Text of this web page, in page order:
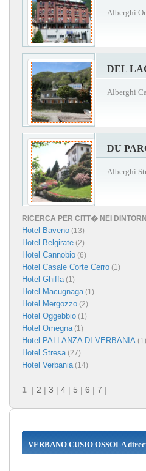
Alberghi
DEL
Alberghi
DU
Alberghi
RICERCA PER CITT� NEI
Hotel Baveno (13)
Hotel Belgirate (2)
Hotel Cannobio (6)
Hotel Casale Corte Cerro (1)
Hotel Ghiffa(1)
Hotel Macugnaga(1)
Hotel Mergozzo (2)
Hotel Oggebbio (1)
Hotel Omegna(1)
Hotel PALLANZA DI VERBANIA (1)
Hotel Stresa(27)
Hotel Verbania(14)
1 | 2 | 3 | 4 | 5 | 6 | 7 |
VERBANO CUSIO OSSOLA